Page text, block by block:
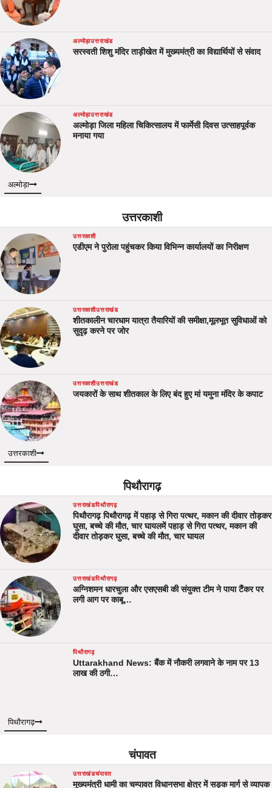
अल्मोड़ाउत्तराखंड
सरस्वती शिशु मंदिर ताड़ीखेत में मुख्यमंत्री का विद्यार्थियों से संवाद
अल्मोड़ाउत्तराखंड
अल्मोड़ा जिला महिला चिकित्सालय में फार्मेसी दिवस उत्साहपूर्वक
मनाया गया
अल्मोड़ा
उत्तरकाशी
उत्तरकाशी
एडीएम ने पुरोला पहुंचकर किया विभिन्न कार्यालयों का निरीक्षण
उत्तरकाशीउत्तराखंड
शीतकालीन चारधाम यात्रा तैयारियों की समीक्षा,मूलभूत सुविधाओं को
सुदृढ़ करने पर जोर
उत्तरकाशीउत्तराखंड
जयकारों के साथ शीतकाल के लिए बंद हुए मां यमुना मंदिर के कपाट
उत्तरकाशी
पिथौरागढ़
उत्तराखंडपिथौरागढ़
पिथौरागढ़ पिथौरागढ़ में पहाड़ से गिरा पत्थर, मकान की दीवार तोड़कर
घुसा, बच्चे की मौत, चार घायलमें पहाड़ से गिरा पत्थर, मकान की
दीवार तोड़कर घुसा, बच्चे की मौत, चार घायल
उत्तराखंडपिथौरागढ़
अग्निशमन धारचुला और एसएसबी की संयुक्त टीम ने पाया टैंकर पर
लगी आग पर काबू…
पिथौरागढ़
Uttarakhand News: बैंक में नौकरी लगवाने के नाम पर 13
लाख की ठगी…
पिथौरागढ़
चंपावत
उत्तराखंडचंपावत
मुख्यमंत्री धामी का चम्पावत विधानसभा क्षेत्र में सड़क मार्ग से व्यापक